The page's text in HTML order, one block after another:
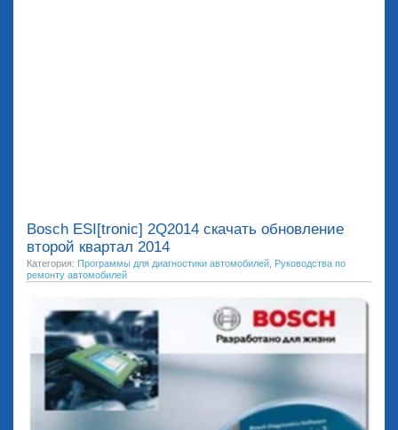
Bosch ESI[tronic] 2Q2014 скачать обновление
второй квартал 2014
Категория: Программы для диагностики автомобилей Руководства по
ремонту автомобилей